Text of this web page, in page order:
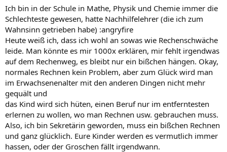
Ich bin in der Schule in Mathe, Physik und Chemie immer die
Schlechteste gewesen, hatte Nachhilfelehrer (die ich zum
Wahnsinn getrieben habe) :angryfire
Heute weiß ich, dass ich wohl an sowas wie Rechenschwäche
leide. Man könnte es mir 1000x erklären, mir fehlt irgendwas
auf dem Rechenweg, es bleibt nur ein bißchen hängen. Okay,
normales Rechnen kein Problem, aber zum Glück wird man
im Erwachsenenalter mit den anderen Dingen nicht mehr
gequält und
das Kind wird sich hüten, einen Beruf nur im entferntesten
erlernen zu wollen, wo man Rechnen usw. gebrauchen muss.
Also, ich bin Sekretärin geworden, muss ein bißchen Rechnen
und ganz glücklich. Eure Kinder werden es vermutlich immer
hassen, oder der Groschen fällt irgendwann.